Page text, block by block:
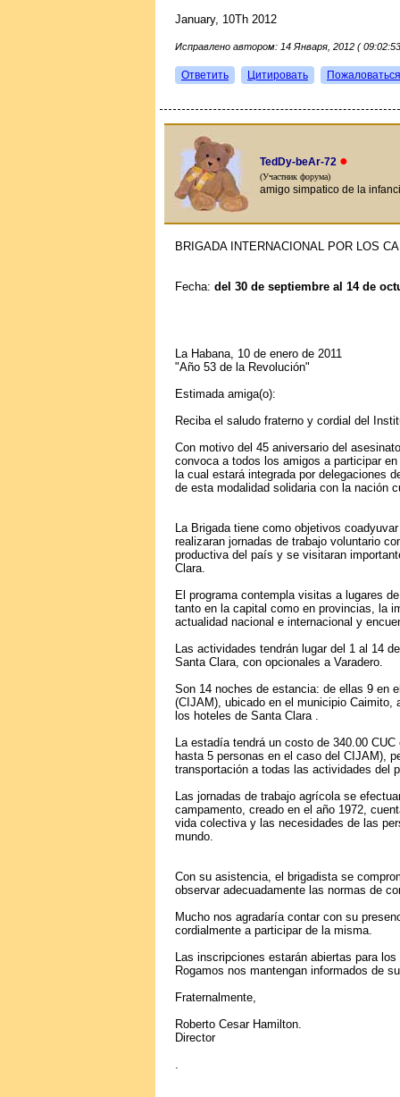
January, 10Th 2012
Исправлено автором: 14 Января, 2012 (
Ответить Цитировать Пожаловаться
TedDy-beAr-72 ●
(Участник форума)
amigo simpatico de la
BRIGADA INTERNACIONAL POR LOS
Fecha: del 30 de septiembre al 14 de
La Habana, 10 de enero de 2011
"Año 53 de la Revolución"
Estimada amiga(o):
Reciba el saludo fraterno y cordial del
Con motivo del 45 aniversario del
convoca a todos los amigos a participar
la cual estará integrada por delegaciones
de esta modalidad solidaria con la nación
La Brigada tiene como objetivos
realizaran jornadas de trabajo voluntario
productiva del país y se visitaran
Clara.
El programa contempla visitas a lugares
tanto en la capital como en provincias, la
actualidad nacional e internacional y
Las actividades tendrán lugar del 1 al 14
Santa Clara, con opcionales a Varadero.
Son 14 noches de estancia: de ellas 9 en
(CIJAM), ubicado en el municipio Caimito,
los hoteles de Santa Clara .
La estadía tendrá un costo de 340.00
hasta 5 personas en el caso del CIJAM),
transportación a todas las actividades del
Las jornadas de trabajo agrícola se
campamento, creado en el año 1972,
vida colectiva y las necesidades de las
mundo.
Con su asistencia, el brigadista se
observar adecuadamente las normas de
Mucho nos agradaría contar con su
cordialmente a participar de la misma.
Las inscripciones estarán abiertas para
Rogamos nos mantengan informados de
Fraternalmente,
Roberto Cesar Hamilton.
Director
.